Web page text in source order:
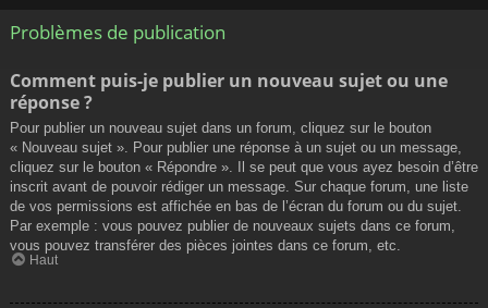
Problèmes de publication
Comment puis-je publier un nouveau sujet ou une
réponse ?
Pour publier un nouveau sujet dans un forum, cliquez sur le bouton
« Nouveau sujet ». Pour publier une réponse à un sujet ou un message,
cliquez sur le bouton « Répondre ». Il se peut que vous ayez besoin d’être
inscrit avant de pouvoir rédiger un message. Sur chaque forum, une liste
de vos permissions est affichée en bas de l’écran du forum ou du sujet.
Par exemple : vous pouvez publier de nouveaux sujets dans ce forum,
vous pouvez transférer des pièces jointes dans ce forum, etc.
Haut